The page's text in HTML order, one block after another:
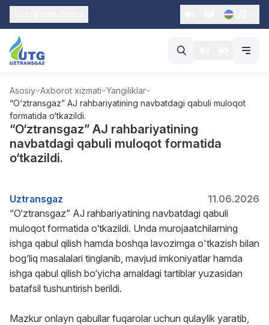
Asosiy Axborot xizmati Yangiliklar
“O‘ztransgaz” AJ rahbariyatining navbatdagi qabuli muloqot
formatida o‘tkazildi.
“O‘ztransgaz” AJ rahbariyatining
navbatdagi qabuli muloqot formatida
o‘tkazildi.
Uztransgaz
11.06.2026
“O‘ztransgaz” AJ rahbariyatining navbatdagi qabuli
muloqot formatida o‘tkazildi. Unda murojaatchilarning
ishga qabul qilish hamda boshqa lavozimga o'tkazish bilan
bog‘liq masalalari tinglanib, mavjud imkoniyatlar hamda
ishga qabul qilish bo‘yicha amaldagi tartiblar yuzasidan
batafsil tushuntirish berildi.
Mazkur onlayn qabullar fuqarolar uchun qulaylik yaratib,